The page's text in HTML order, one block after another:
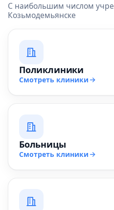
С наибольшим числом
Козьмодемьянске
Поликлиники
Смотреть клиники
Больницы
Смотреть клиники